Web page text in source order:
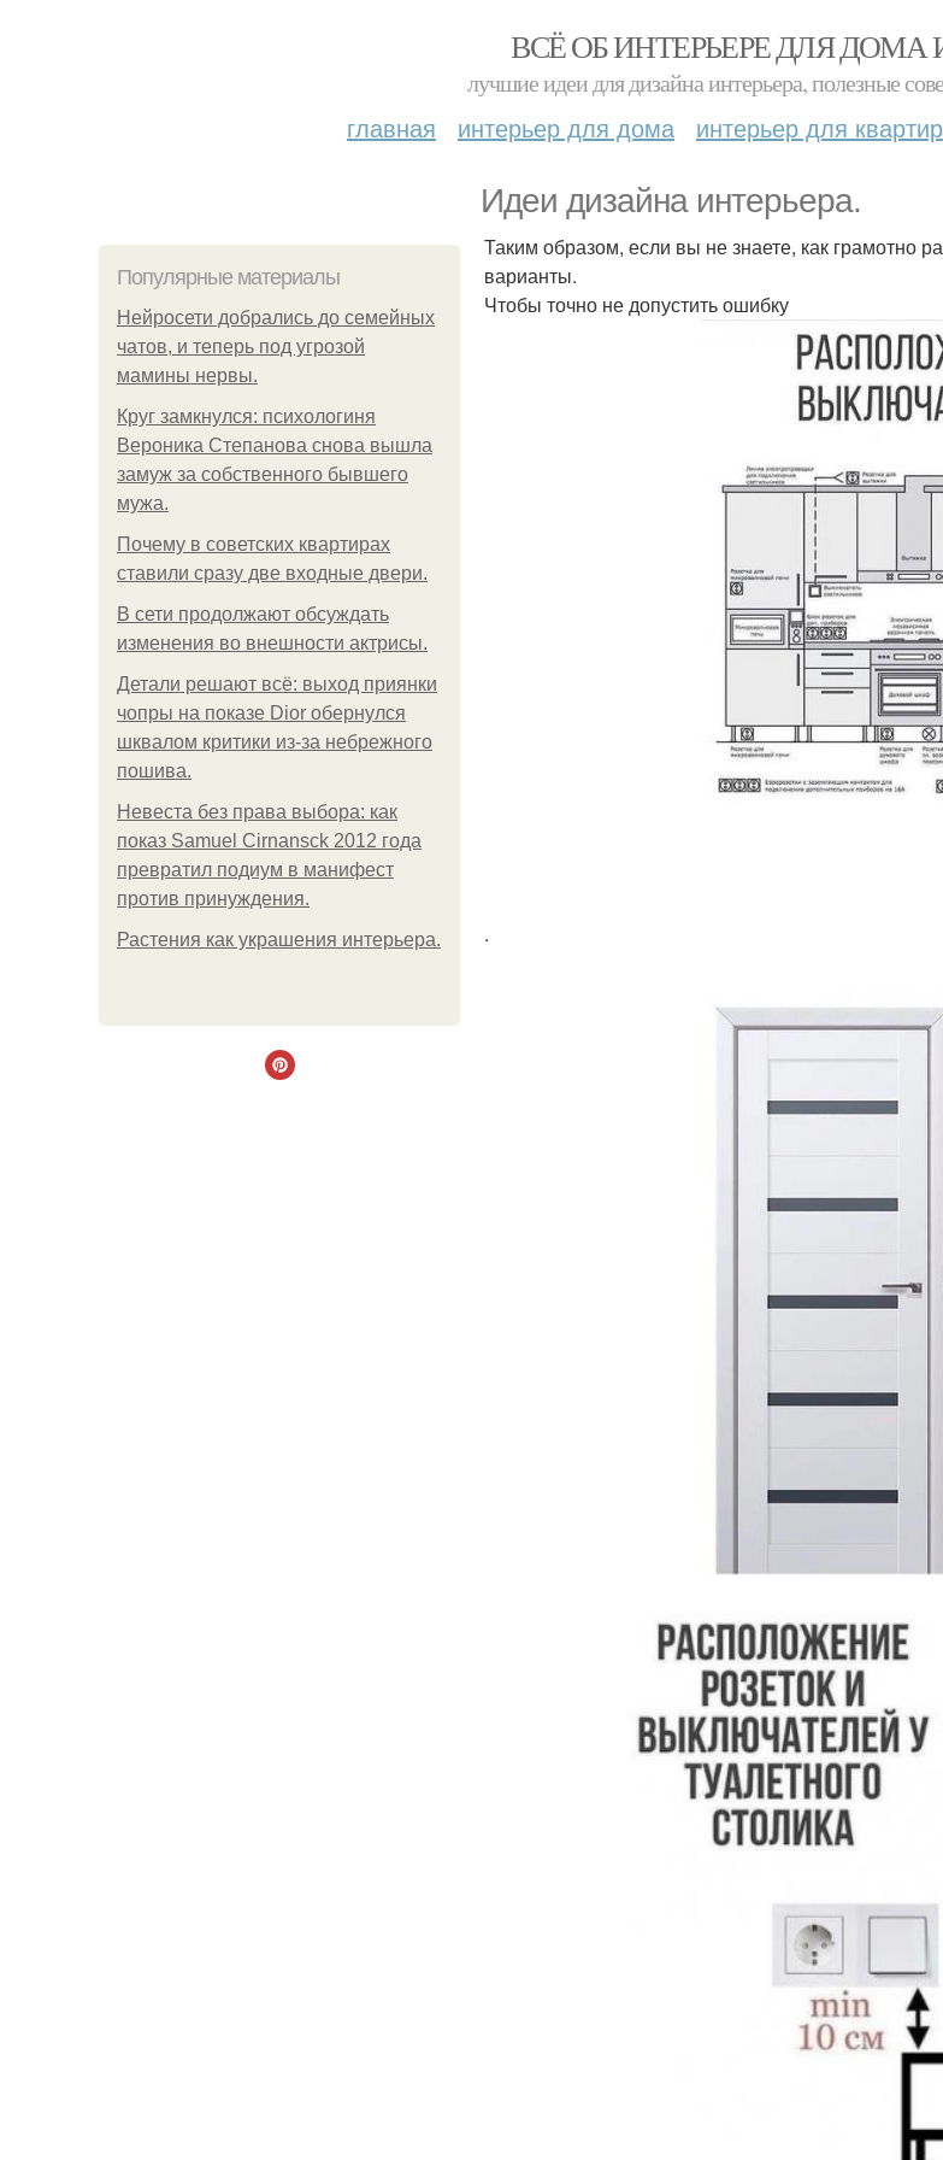
ВСЁ ОБ ИНТЕРЬЕРЕ ДЛЯ ДОМА
лучшие идеи для дизайна интерьера, полезные
главная интерьер для дома интерьер для
Идеи дизайна интерьера.
Популярные материалы
Нейросети добрались до семейных
чатов, и теперь под угрозой
мамины нервы.
Круг замкнулся: психологиня
Вероника Степанова снова вышла
замуж за собственного бывшего
мужа.
Почему в советских квартирах
ставили сразу две входные двери.
В сети продолжают обсуждать
изменения во внешности актрисы.
Детали решают всё: выход приянки
чопры на показе Dior обернулся
шквалом критики из-за небрежного
пошива.
Невеста без права выбора: как
показ Samuel Cirnansck 2012 года
превратил подиум в манифест
против принуждения.
Растения как украшения интерьера.
Таким образом, если вы не знаете, как грамотно
варианты.
Чтобы точно не допустить ошибку
.